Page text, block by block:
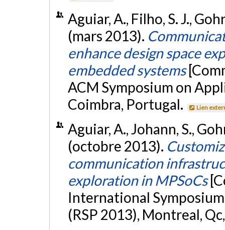
Aguiar, A., Filho, S. J.,
(mars 2013).
enhance design space
embedded systems
ACM Symposium on
Coimbra, Portugal.
Lien
Aguiar, A., Johann, S.,
(octobre 2013).
communication
exploration in MPSoCs
International
(RSP 2013), Montreal,